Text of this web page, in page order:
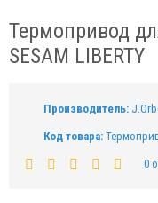
Термопривод
SESAM LIBERTY
Производитель:
Код товара:
0